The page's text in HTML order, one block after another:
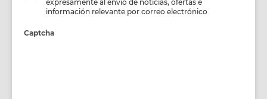
expresamente al envío de noticias, ofertas e
información relevante por correo electrónico
Captcha